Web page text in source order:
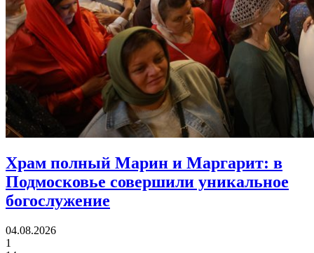
Храм полный Марин и Маргарит: в
Подмосковье совершили уникальное
богослужение
04.08.2026
1